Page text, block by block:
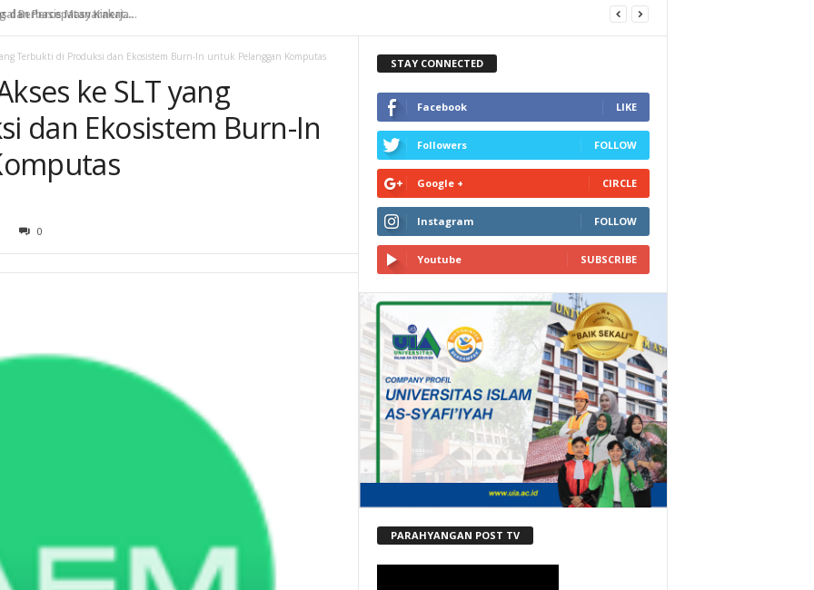
Percepatan Kinerja...
Terbukti di Produksi dan Ekosistem Burn-In untuk Pelanggan Komputas
ke SLT yang
dan Ekosistem Burn-In
0
STAY CONNECTED
Facebook LIKE
Followers FOLLOW
Google + CIRCLE
Instagram FOLLOW
Youtube SUBSCRIBE
PARAHYANGAN POST TV